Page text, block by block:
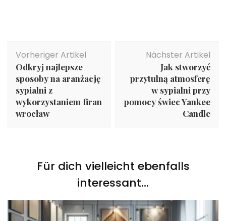
Vorheriger Artikel
Odkryj najlepsze
sposoby na aranżację
sypialni z
wykorzystaniem firan
wrocław
Nächster Artikel
Jak stworzyć
przytulną atmosferę
w sypialni przy
pomocy świec Yankee
Candle
Für dich vielleicht ebenfalls
interessant...